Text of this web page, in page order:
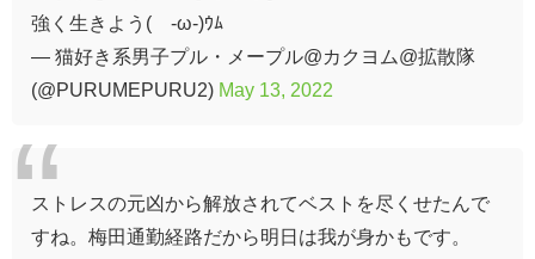
強く生きよう(´-ω-)ｳﾑ
— 猫好き系男子プル・メープル@カクヨム@拡散隊
(@PURUMEPURU2) May 13, 2022
ストレスの元凶から解放されてベストを尽くせたんで
すね。梅田通勤経路だから明日は我が身かもです。